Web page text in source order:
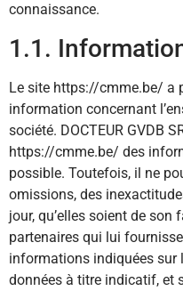
connaissance.
1.1.
Le site https://cmme.be/ a
information concernant
société. DOCTEUR GVDB
https://cmme.be/ des
possible. Toutefois, il ne
omissions, des
jour, qu’elles soient de
partenaires qui lui
informations indiquées
données à titre indicatif, et